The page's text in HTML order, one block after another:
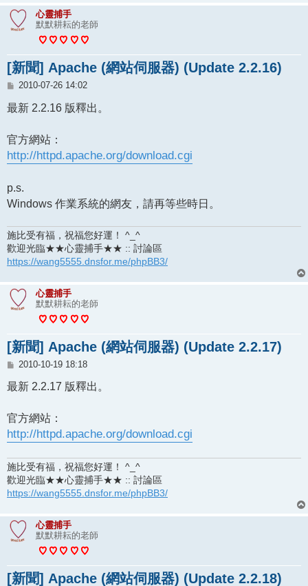
心靈捕手
默默耕耘的老師
[新聞] Apache (網站伺服器) (Update 2.2.16)
文
2010-07-26 14:02
最新 2.2.16 版釋出。
官方網站：
http://httpd.apache.org/download.cgi
p.s.
Windows 作業系統的網友，請再等些時日。
施比受有福，祝福您好運！ ^_^
歡迎光臨★★心靈捕手★★ :: 討論區
https://wang5555.dnsfor.me/phpBB3/
心靈捕手
默默耕耘的老師
[新聞] Apache (網站伺服器) (Update 2.2.17)
文
2010-10-19 18:18
最新 2.2.17 版釋出。
官方網站：
http://httpd.apache.org/download.cgi
施比受有福，祝福您好運！ ^_^
歡迎光臨★★心靈捕手★★ :: 討論區
https://wang5555.dnsfor.me/phpBB3/
心靈捕手
默默耕耘的老師
[新聞] Apache (網站伺服器) (Update 2.2.18)